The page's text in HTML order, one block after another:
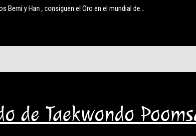
Berni y Han , consiguen el Oro en el mundial de…
de Taekwondo